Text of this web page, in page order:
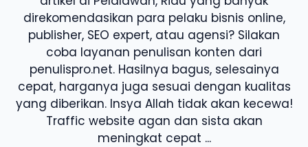
direkomendasikan para pelaku bisnis online,
publisher, SEO expert, atau agensi? Silakan
coba layanan penulisan konten dari
penulispro.net. Hasilnya bagus, selesainya
cepat, harganya juga sesuai dengan kualitas
yang diberikan. Insya Allah tidak akan kecewa!
Traffic website agan dan sista akan
meningkat cepat ...